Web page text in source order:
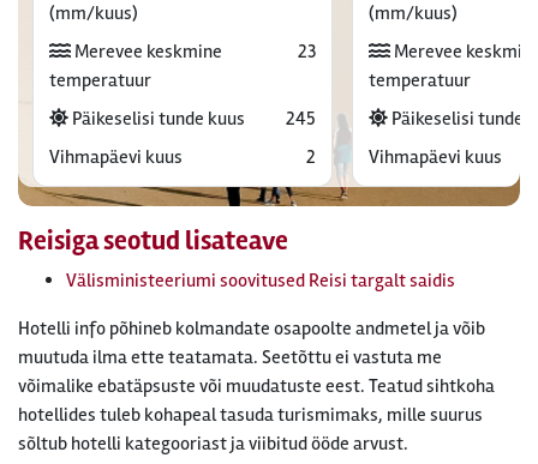
(mm/kuus)
Merevee keskmine
temperatuur
23
Päikeselisi tunde kuus
245
Vihmapäevi kuus
2
(mm/kuus)
Merevee
temperatuur
Päikeselisi tunde
Vihmapäevi kuus
Reisiga seotud lisateave
Välisministeeriumi soovitused Reisi targalt saidis
Hotelli info põhineb kolmandate osapoolte andmetel ja võib
muutuda ilma ette teatamata. Seetõttu ei vastuta me
võimalike ebatäpsuste või muudatuste eest. Teatud sihtkoha
hotellides tuleb kohapeal tasuda turismimaks, mille suurus
sõltub hotelli kategooriast ja viibitud ööde arvust.